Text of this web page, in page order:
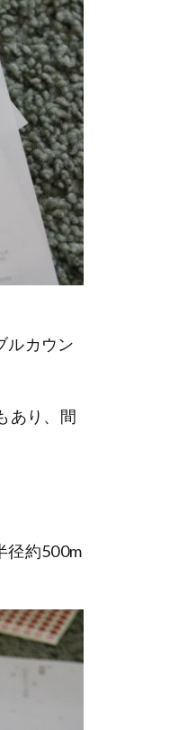
ルカウン
あり、間
径約500m